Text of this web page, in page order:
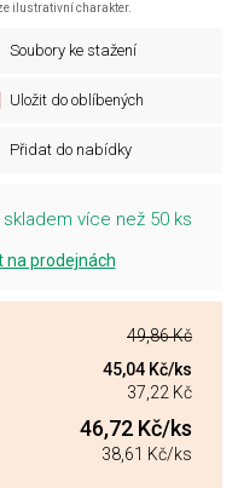
ilustrativní charakter.
Soubory ke stažení
Uložit do oblíbených
Přidat do nabídky
skladem více než 50 ks
prodejnách
49,86 Kč
45,04 Kč/ks
37,22 Kč
46,72 Kč/ks
38,61 Kč/ks